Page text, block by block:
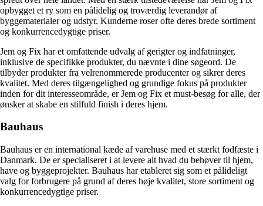
opbygget et ry som en pålidelig og troværdig leverandør af
byggematerialer og udstyr. Kunderne roser ofte deres brede sortiment
og konkurrencedygtige priser.
Jem og Fix har et omfattende udvalg af gerigter og indfatninger,
inklusive de specifikke produkter, du nævnte i dine søgeord. De
tilbyder produkter fra velrenommerede producenter og sikrer deres
kvalitet. Med deres tilgængelighed og grundige fokus på produkter
inden for dit interesseområde, er Jem og Fix et must-besøg for alle, der
ønsker at skabe en stilfuld finish i deres hjem.
Bauhaus
Bauhaus er en international kæde af varehuse med et stærkt fodfæste i
Danmark. De er specialiseret i at levere alt hvad du behøver til hjem,
have og byggeprojekter. Bauhaus har etableret sig som et pålideligt
valg for forbrugere på grund af deres høje kvalitet, store sortiment og
konkurrencedygtige priser.